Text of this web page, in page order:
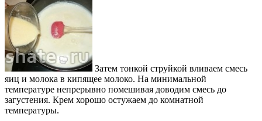
Затем тонкой струйкой вливаем смесь
яиц и молока в кипящее молоко. На минимальной
температуре непрерывно помешивая доводим смесь до
загустения. Крем хорошо остужаем до комнатной
температуры.